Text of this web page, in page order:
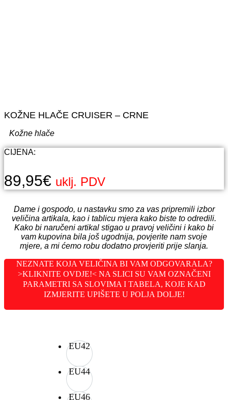
KOŽNE HLAČE CRUISER – CRNE
Kožne hlače
CIJENA:
89,95€ uklj. PDV
Dame i gospodo, u nastavku smo za vas pripremili izbor
veličina artikala, kao i tablicu mjera kako biste to odredili.
Kako bi naručeni artikal stigao u pravoj veličini i kako bi
vam kupovina bila još ugodnija, povjerite nam svoje
mjere, a mi ćemo robu dodatno provjeriti prije slanja.
NEZNATE KOJA VELIČINA BI VAM ODGOVARALA?
>KLIKNITE OVDJE!< NA SLICI SU VAM OZNAČENI
PARAMETRI SA SLOVIMA I TABELA, KOJE KAD
IZMJERITE UPIŠETE U POLJA DOLJE!
EU42
EU44
EU46